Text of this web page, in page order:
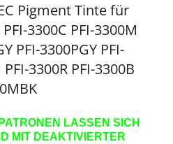
Pigment Tinte für
3300C PFI-3300M
PFI-3300PGY PFI-
3300R PFI-3300B
LASSEN SICH
MIT DEAKTIVIERTER